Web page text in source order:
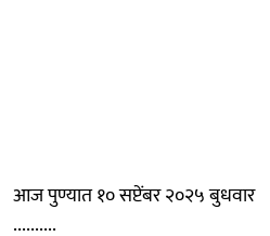
आज पुण्यात १० सप्टेंबर २०२५ बुधवार
..........